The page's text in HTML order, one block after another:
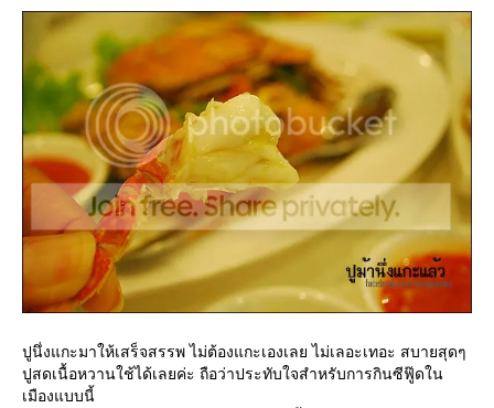
ปูนึ่งแกะมาให้เสร็จสรรพ ไม่ต้องแกะเองเลย ไม่เลอะเทอะ สบายสุดๆ
ปูสดเนื้อหวานใช้ได้เลยค่ะ ถือว่าประทับใจสำหรับการกินซีฟู๊ดใน
เมืองแบบนี้